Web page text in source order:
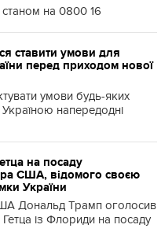
на 0800 16
ставити умови для
перед приходом нової
умови будь-яких
напередодні
на посаду
США, відомого своєю
України
Дональд Трамп оголосив
із Флориди на посаду